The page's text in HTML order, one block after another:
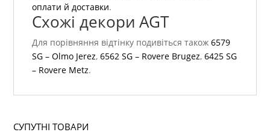
оплати й доставки.
Схожі декори AGT
Для порівняння відтінку подивіться також6579
SG – Olmo Jerez,6562 SG – Rovere Brugez,6425 SG
– Rovere Metz.
СУПУТНІ ТОВАРИ